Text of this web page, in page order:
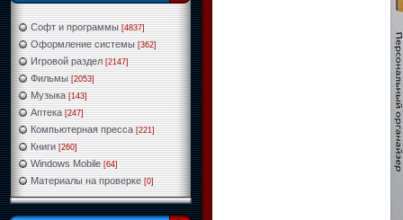
Софт и программы [4837]
Оформление системы [362]
Игровой раздел [2147]
Фильмы [2053]
Музыка [143]
Аптека [247]
Компьютерная пресса [221]
Книги [260]
Windows Mobile [64]
Материалы на проверке [0]